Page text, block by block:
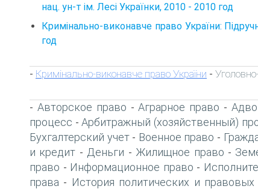
нац. ун-т ім. Лесі Українки, 2010 - 2010 год
Кримінально-виконавче право України:
год
- Кримінально-виконавче право України -
- Авторское право -Аграрное право -
процесс -Арбитражный (хозяйственный)
Бухгалтерский учет- Военное право -
и кредит - Деньги - Жилищное право -
право - Информационное право -
права - История политических и правовых